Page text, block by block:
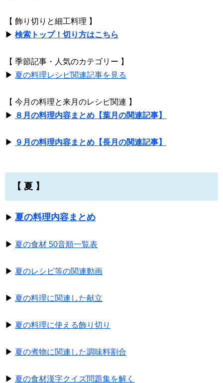
【 飾り切りと細工料理 】
▶ 検索トップ！切り方はこちら
【 季節記事・人気のカテゴリー 】
▶ 夏の料理レシピ関連記事を見る
【 今月の料理と来月のレシピ関連 】
▶ ８月の料理内容まとめ【葉月の関連記事】
▶ ９月の料理内容まとめ【長月の関連記事】
【 夏 】
▶ 夏の料理内容まとめ
▶ 夏の食材 50音順一覧表
▶ 夏のレシピ等の関連動画
▶ 夏の料理に関連した献立
▶ 夏の料理に使える飾り切り
▶ 夏の煮物に関連した調味料割合
▶ 夏の食材漢字クイズ問題集を解く